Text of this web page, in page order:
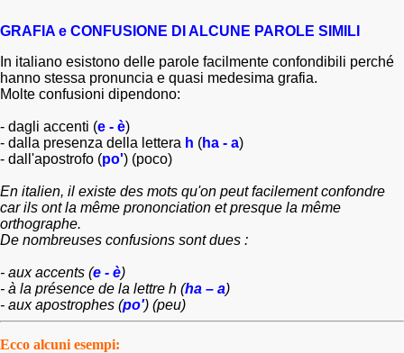
GRAFIA e CONFUSIONE DI ALCUNE PAROLE SIMILI
In italiano esistono delle parole facilmente confondibili perché
hanno stessa pronuncia e quasi medesima grafia.
Molte confusioni dipendono:
- dagli accenti (e - è)
- dalla presenza della lettera h (ha - a)
- dall'apostrofo (po') (poco)
En italien, il existe des mots qu'on peut facilement confondre
car ils ont la même prononciation et presque la même
orthographe.
De nombreuses confusions sont dues :
- aux accents (e - è)
- à la présence de la lettre h (ha – a)
- aux apostrophes (po') (peu)
Ecco alcuni esempi: